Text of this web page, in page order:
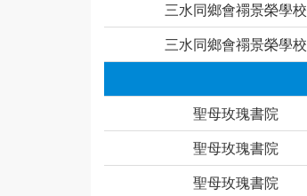
三水同鄉會禤景榮學校
三水同鄉會禤景榮學校
聖母玫瑰書院
聖母玫瑰書院
聖母玫瑰書院